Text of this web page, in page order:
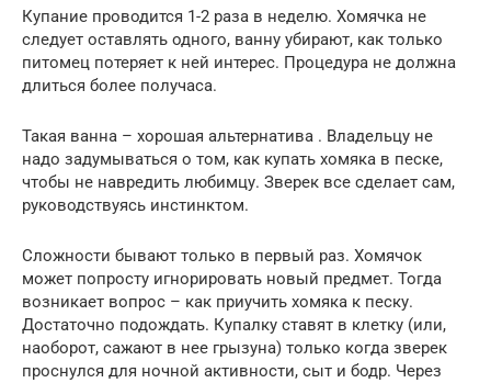
Купание проводится 1-2 раза в неделю. Хомячка не
следует оставлять одного, ванну убирают, как только
питомец потеряет к ней интерес. Процедура не должна
длиться более получаса.
Такая ванна – хорошая альтернатива . Владельцу не
надо задумываться о том, как купать хомяка в песке,
чтобы не навредить любимцу. Зверек все сделает сам,
руководствуясь инстинктом.
Сложности бывают только в первый раз. Хомячок
может попросту игнорировать новый предмет. Тогда
возникает вопрос – как приучить хомяка к песку.
Достаточно подождать. Купалку ставят в клетку (или,
наоборот, сажают в нее грызуна) только когда зверек
проснулся для ночной активности, сыт и бодр. Через